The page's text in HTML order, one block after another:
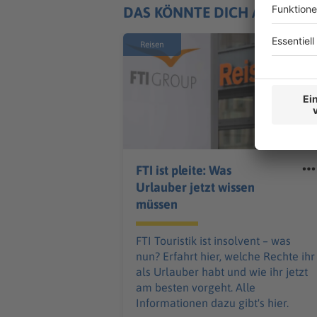
DAS KÖNNTE DICH AUCH
Reisen
FTI ist pleite: Was
Urlauber jetzt wissen
müssen
FTI Touristik ist insolvent – was
nun? Erfahrt hier, welche Rechte ihr
als Urlauber habt und wie ihr jetzt
am besten vorgeht. Alle
Informationen dazu gibt's hier.